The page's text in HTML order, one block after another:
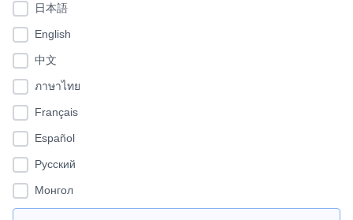
日本語
English
中文
ภาษาไทย
Français
Español
Pусский
Монгол